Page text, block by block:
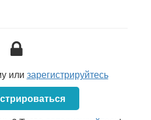
линий и другие).
или зарегистрируйтесь